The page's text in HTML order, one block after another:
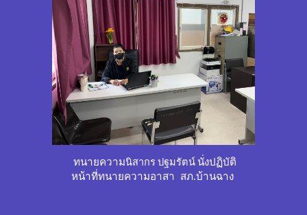
ทนายความนิสากร ปฐมรัตน์ นั่งปฏิบัติ
หน้าที่ทนายความอาสา สภ.บ้านฉาง